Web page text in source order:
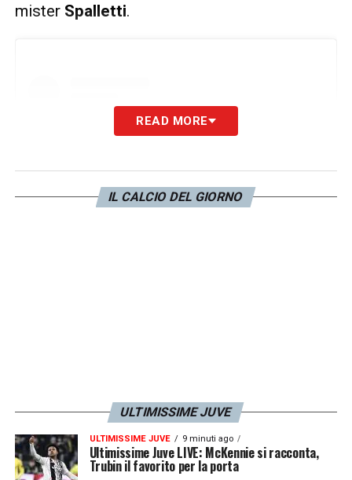
mister Spalletti.
READ MORE
IL CALCIO DEL GIORNO
ULTIMISSIME JUVE
ULTIMISSIME JUVE 9 minuti ago
Ultimissime Juve LIVE: McKennie si racconta,
Trubin il favorito per la porta